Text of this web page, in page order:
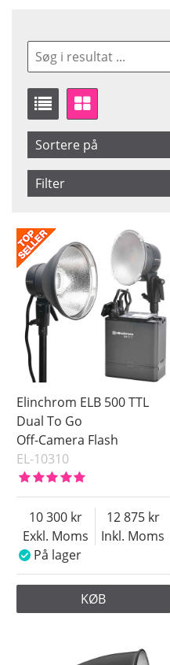
Sortere på
Filter
Pris
På lager
Elinchrom ELB 500 TTL
Dual To Go
Off-Camera Flash
EL-10310
Exkl. Moms
10 300
Inkl. Moms
12 875
På lager
KØB